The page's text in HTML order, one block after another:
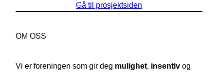
Gå til prosjektsiden
OM OSS
Vi er foreningen som gir deg mulighet, insentiv og